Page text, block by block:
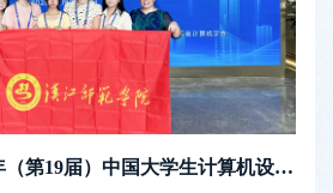
物电学子斩获2026年（第19届）中国大学生计算机设计大赛二等奖